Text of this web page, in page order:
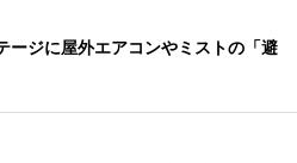
ージに屋外エアコンやミストの「避